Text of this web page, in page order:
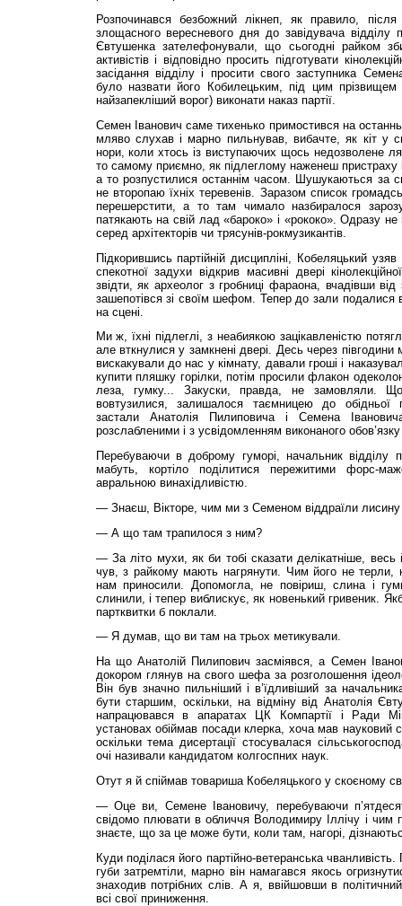
Розпочинався безбожний лікнеп, як правило, після
злощасного вересневого дня до завідувача відділу
Євтушенка зателефонували, що сьогодні райком
активістів і відповідно просить підготувати
засідання відділу і просити свого заступника
було назвати його Кобилецьким, під цим прізвищем
найзапекліший ворог) виконати наказ партії.
Семен Іванович саме тихенько примостився на
мляво слухав і марно пильнував, вибачте, як кіт у
нори, коли хтось із виступаючих щось недозволене
то самому приємно, як підлеглому наженеш пристраху
а то розпустилися останнім часом. Шушукаються за
не второпаю їхніх теревенів. Заразом список
перешерстити, а то там чимало назбиралося
патякають на свій лад «бароко» і «рококо». Одразу
серед архітекторів чи трясунів-рокмузикантів.
Підкорившись партійній дисципліні, Кобеляцький
спекотної задухи відкрив масивні двері
звідти, як археолог з гробниці фараона, вчадівши
зашепотівся зі своїм шефом. Тепер до зали подалися
на сцені.
Ми ж, їхні підлеглі, з неабиякою зацікавленістю
але вткнулися у замкнені двері. Десь через півгодини
вискакували до нас у кімнату, давали гроші і
купити пляшку горілки, потім просили флакон
леза, гумку... Закуски, правда, не замовляли.
вовтузилися, залишалося таємницею до обідньої
застали Анатолія Пилиповича і Семена
розслабленими і з усвідомленням виконаного
Перебуваючи в доброму гуморі, начальник відділу
мабуть, кортіло поділитися пережитими форс-
авральною винахідливістю.
— Знаєш, Вікторе, чим ми з Семеном віддраїли лисину
— А що там трапилося з ним?
— За літо мухи, як би тобі сказати делікатніше,
чув, з райкому мають нагрянути. Чим його не терли,
нам приносили. Допомогла, не повіриш, слина і
слинили, і тепер виблискує, як новенький гривеник.
партквитки б поклали.
— Я думав, що ви там на трьох метикували.
На що Анатолій Пилипович засміявся, а Семен
докором глянув на свого шефа за розголошення
Він був знач­но пильніший і в’їдливіший за
бути старшим, оскільки, на відміну від Анатолія
напрацювався в апаратах ЦК Компартії і Ради
установах обіймав посади клерка, хоча мав науковий
оскільки тема дисертації стосувалася
очі називали кандидатом колгоспних наук.
Отут я й спіймав товариша Кобеляцького у скоєному
— Оце ви, Семене Івановичу, перебуваючи
свідомо плювати в обличчя Володимиру Іллічу і чим
знаєте, що за це може бути, коли там, нагорі,
Куди поділася його партійно-ветеранська чванливість.
губи затремтіли, марно він намагався якось
знаходив потрібних слів. А я, ввійшовши в
всі свої приниження.